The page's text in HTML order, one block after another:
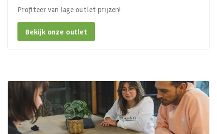
Profiteer van lage outlet prijzen!
Bekijk onze outlet